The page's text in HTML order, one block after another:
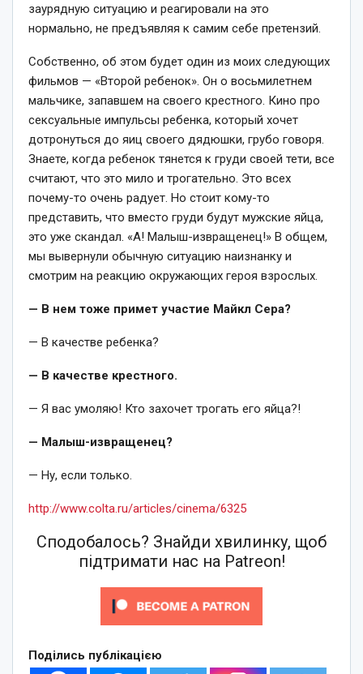
заурядную ситуацию и реагировали на это
нормально, не предъявляя к самим себе претензий.
Собственно, об этом будет один из моих следующих
фильмов — «Второй ребенок». Он о восьмилетнем
мальчике, запавшем на своего крестного. Кино про
сексуальные импульсы ребенка, который хочет
дотронуться до яиц своего дядюшки, грубо говоря.
Знаете, когда ребенок тянется к груди своей тети, все
считают, что это мило и трогательно. Это всех
почему-то очень радует. Но стоит кому-то
представить, что вместо груди будут мужские яйца,
это уже скандал. «А! Малыш-извращенец!» В общем,
мы вывернули обычную ситуацию наизнанку и
смотрим на реакцию окружающих героя взрослых.
— В нем тоже примет участие Майкл Сера?
— В качестве ребенка?
— В качестве крестного.
— Я вас умоляю! Кто захочет трогать его яйца?!
— Малыш-извращенец?
— Ну, если только.
http://www.colta.ru/articles/cinema/6325
Сподобалось? Знайди хвилинку, щоб
підтримати нас на Patreon!
Поділись публікацією